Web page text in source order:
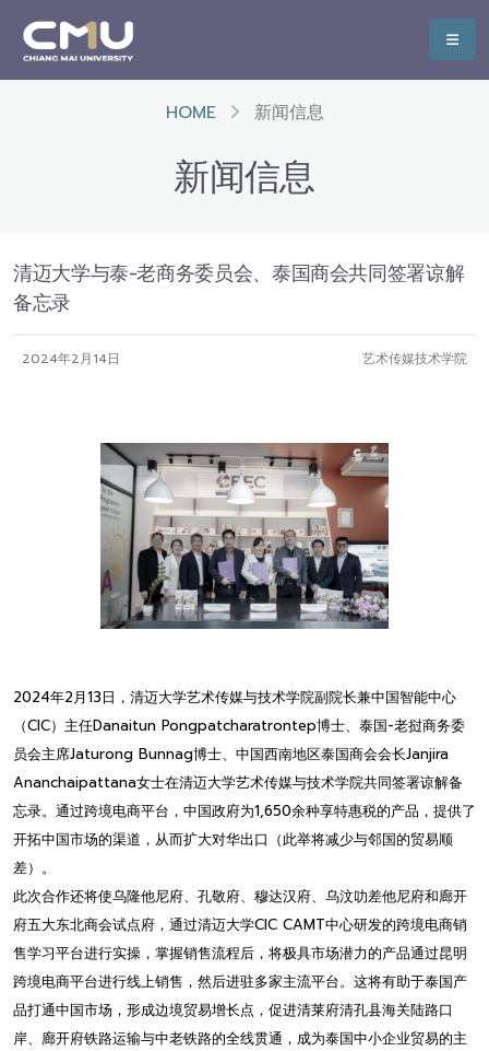
HOME 新闻信息
新闻信息
清迈大学与泰-老商务委员会、泰国商会共同签署谅解
备忘录
2024年2月14日 艺术传媒技术学院
2024年2月13日，清迈大学艺术传媒与技术学院副院长兼中国智能中心
（CIC）主任Danaitun Pongpatcharatrontep博士、泰国-老挝商务委
员会主席Jaturong Bunnag博士、中国西南地区泰国商会会长Janjira
Ananchaipattana女士在清迈大学艺术传媒与技术学院共同签署谅解备
忘录。通过跨境电商平台，中国政府为1,650余种享特惠税的产品，提供了
开拓中国市场的渠道，从而扩大对华出口（此举将减少与邻国的贸易顺
差）。
此次合作还将使乌隆他尼府、孔敬府、穆达汉府、乌汶叻差他尼府和廊开
府五大东北商会试点府，通过清迈大学CIC CAMT中心研发的跨境电商销
售学习平台进行实操，掌握销售流程后，将极具市场潜力的产品通过昆明
跨境电商平台进行线上销售，然后进驻多家主流平台。这将有助于泰国产
品打通中国市场，形成边境贸易增长点，促进清莱府清孔县海关陆路口
岸、廊开府铁路运输与中老铁路的全线贯通，成为泰国中小企业贸易的主